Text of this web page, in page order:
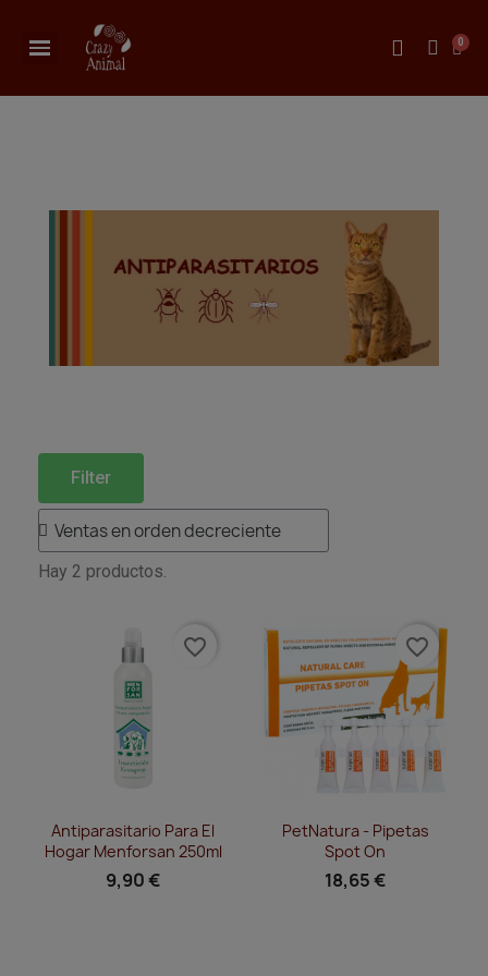
Hay 2 productos.
Filter
Vista rápida
Antiparasitario Para El
Hogar Menforsan 250ml
9,90 €
favorite_border
Vista rápida
PetNatura - Pipetas
Spot On
18,65 €
favorite_border